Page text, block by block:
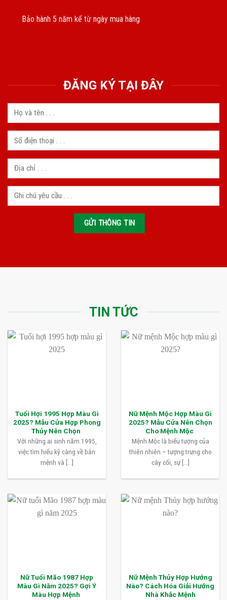
Bảo hành 5 năm kể từ ngày mua hàng
ĐĂNG KÝ TẠI ĐÂY
TIN TỨC
Tuổi Hợi 1995 Hợp Màu Gì
2025? Mẫu Cửa Hợp Phong
Thủy Nên Chọn
Với những ai sinh năm 1995,
việc tìm hiểu kỹ càng về bản
mệnh và [...]
Nữ Mệnh Mộc Hợp Màu Gì
2025? Mẫu Cửa Nên Chọn
Cho Mệnh Mộc
Mệnh Mộc là biểu tượng của
thiên nhiên – tượng trưng cho
cây cối, sự [...]
Nữ Tuổi Mão 1987 Hợp
Màu Gì Năm 2025? Gợi Ý
Màu Hợp Mệnh
Nữ Mệnh Thủy Hợp Hướng
Nào? Cách Hóa Giải Hướng
Nhà Khắc Mệnh